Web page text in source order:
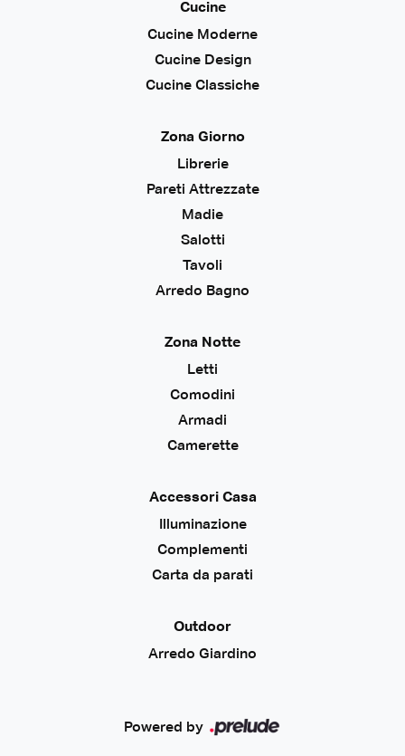
Cucine
Cucine Moderne
Cucine Design
Cucine Classiche
Zona Giorno
Librerie
Pareti Attrezzate
Madie
Salotti
Tavoli
Arredo Bagno
Zona Notte
Letti
Comodini
Armadi
Camerette
Accessori Casa
Illuminazione
Complementi
Carta da parati
Outdoor
Arredo Giardino
Powered by